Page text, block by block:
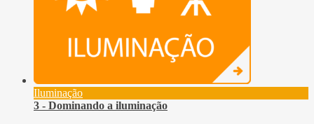
Iluminação
3 - Dominando a iluminação